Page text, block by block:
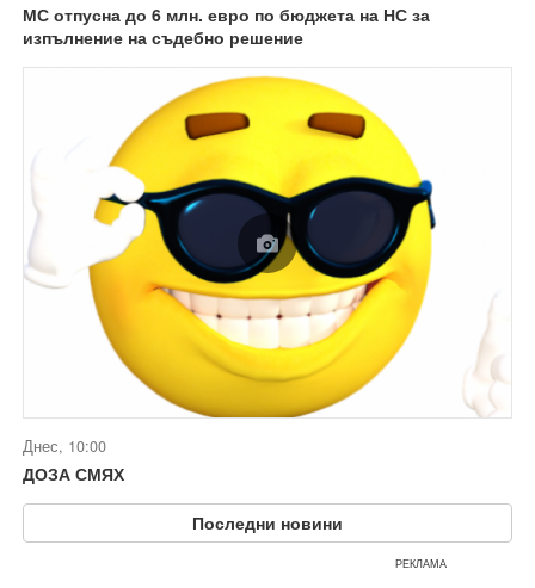
МС отпусна до 6 млн. евро по бюджета на НС за
изпълнение на съдебно решение
Днес, 10:00
ДОЗА СМЯХ
Последни новини
РЕКЛАМА